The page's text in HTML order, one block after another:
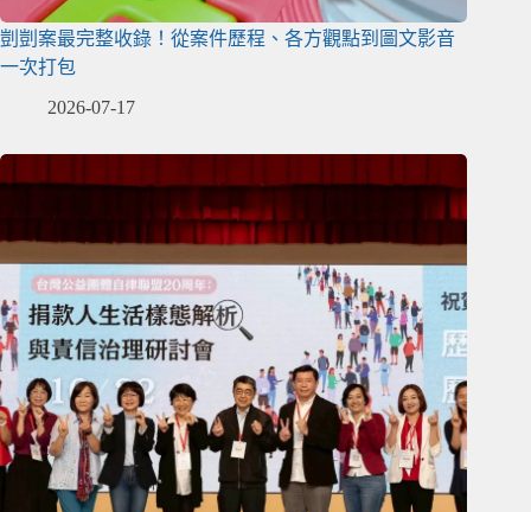
剴剴案最完整收錄！從案件歷程、各方觀點到圖文影音
一次打包
2026-07-17